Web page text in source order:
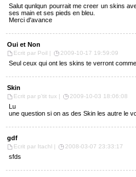
Salut qunlqun pourrait me creer un skins
ses main et ses pieds en bleu.
Merci d'avance
Oui et Non
Ecrit par Poil | 2009-10-17 19:59:09
Seul ceux qui ont les skins te verront
Skin
Ecrit par p'tit tux | 2009-10-03 18:06:08
Lu
une question si on as des Skin les autre le
gdf
Ecrit par Itachl | 2008-03-07 23:33:17
sfds